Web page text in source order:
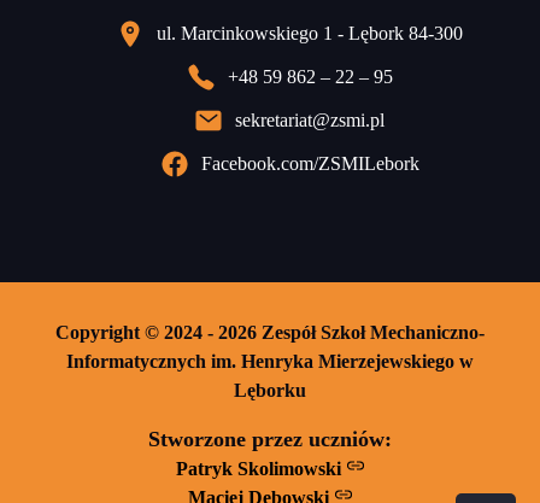
ul. Marcinkowskiego 1 - Lębork 84-300
+48 59 862 – 22 – 95
sekretariat@zsmi.pl
Facebook.com/ZSMILebork
Copyright © 2024 - 2026 Zespół Szkoł Mechaniczno-
Informatycznych im. Henryka Mierzejewskiego w
Lęborku
Stworzone przez uczniów:
Patryk Skolimowski
Maciej Dębowski